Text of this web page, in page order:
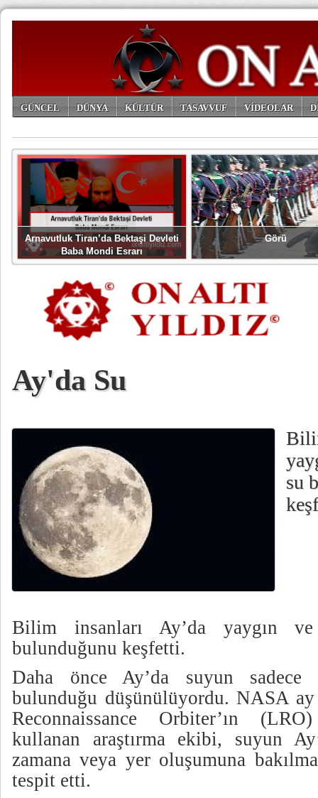
GÜNCEL DÜNYA KÜLTÜR TASAVVUF VİDEOLAR
Arnavutluk Tiran’da Bektaşi Devleti
Baba Mondi Esrarı
Görü
Ay'da Su
su
Bilim insanları Ay’da yaygın
bulunduğunu keşfetti.
Daha önce Ay’da suyun sadece
bulunduğu düşünülüyordu. NASA
Reconnaissance Orbiter’ın
kullanan araştırma ekibi, suyun
zamana veya yer oluşumuna
tespit etti.